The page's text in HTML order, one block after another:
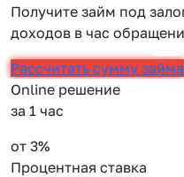
Получите займ под
доходов в час
Рассчитать сумму займа
Online решение
за 1 час
от 3%
Процентная ставка